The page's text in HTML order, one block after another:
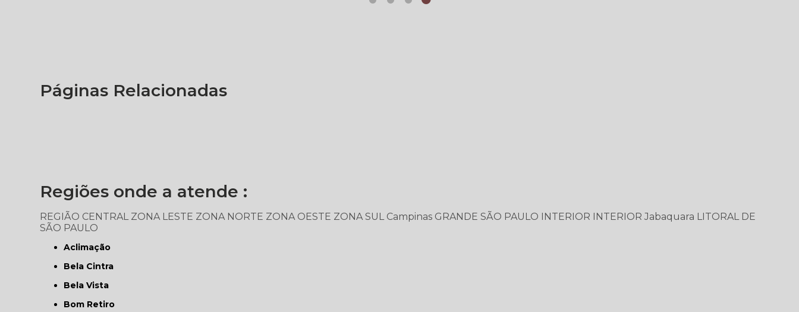
Páginas Relacionadas
Regiões onde a atende :
REGIÃO CENTRAL ZONA LESTE ZONA NORTE ZONA OESTE ZONA SUL Campinas GRANDE SÃO PAULO INTERIOR INTERIOR Jabaquara LITORAL DE
SÃO PAULO
Aclimação
Bela Cintra
Bela Vista
Bom Retiro